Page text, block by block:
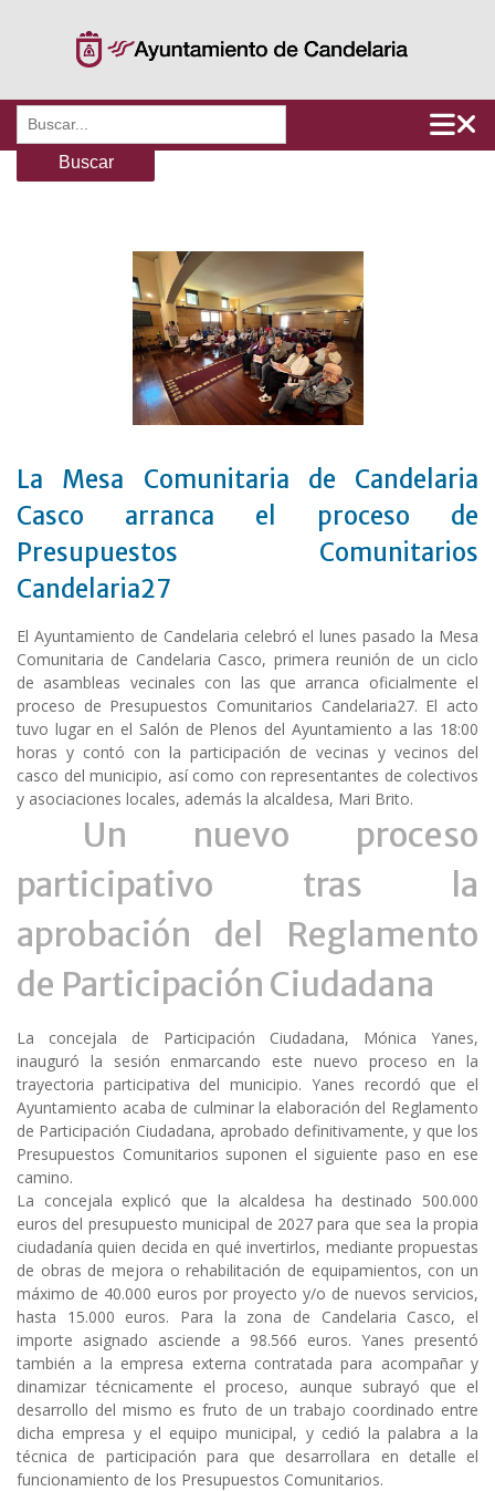
Buscar:
La Mesa Comunitaria de Candelaria
Casco arranca el proceso de
Presupuestos Comunitarios
Candelaria27
El Ayuntamiento de Candelaria celebró el lunes pasado la Mesa
Comunitaria de Candelaria Casco, primera reunión de un ciclo
de asambleas vecinales con las que arranca oficialmente el
proceso de Presupuestos Comunitarios Candelaria27. El acto
tuvo lugar en el Salón de Plenos del Ayuntamiento a las 18:00
horas y contó con la participación de vecinas y vecinos del
casco del municipio, así como con representantes de colectivos
y asociaciones locales, además la alcaldesa, Mari Brito.
Un nuevo proceso
participativo tras la
aprobación del Reglamento
de Participación Ciudadana
La concejala de Participación Ciudadana, Mónica Yanes,
inauguró la sesión enmarcando este nuevo proceso en la
trayectoria participativa del municipio. Yanes recordó que el
Ayuntamiento acaba de culminar la elaboración del Reglamento
de Participación Ciudadana, aprobado definitivamente, y que los
Presupuestos Comunitarios suponen el siguiente paso en ese
camino.
La concejala explicó que la alcaldesa ha destinado 500.000
euros del presupuesto municipal de 2027 para que sea la propia
ciudadanía quien decida en qué invertirlos, mediante propuestas
de obras de mejora o rehabilitación de equipamientos, con un
máximo de 40.000 euros por proyecto y/o de nuevos servicios,
hasta 15.000 euros. Para la zona de Candelaria Casco, el
importe asignado asciende a 98.566 euros. Yanes presentó
también a la empresa externa contratada para acompañar y
dinamizar técnicamente el proceso, aunque subrayó que el
desarrollo del mismo es fruto de un trabajo coordinado entre
dicha empresa y el equipo municipal, y cedió la palabra a la
técnica de participación para que desarrollara en detalle el
funcionamiento de los Presupuestos Comunitarios.